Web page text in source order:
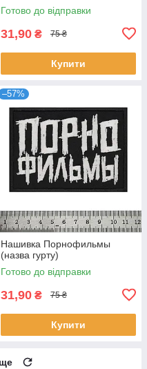
Готово до відправки
31,90 ₴ 75 ₴
Купити
–57%
Нашивка Порнофильмы
(назва гурту)
Готово до відправки
31,90 ₴ 75 ₴
Купити